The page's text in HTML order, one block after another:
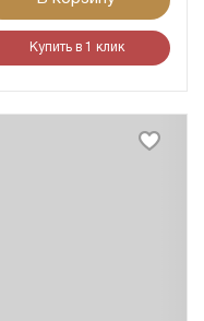
Купить в 1 клик